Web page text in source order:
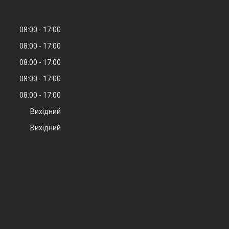
08:00
17:00
08:00
17:00
08:00
17:00
08:00
17:00
08:00
17:00
Вихідний
Вихідний